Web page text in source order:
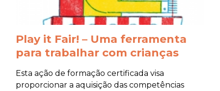
Play it Fair! – Uma ferramenta
para trabalhar com crianças
Esta ação de formação certificada visa
proporcionar a aquisição das competências